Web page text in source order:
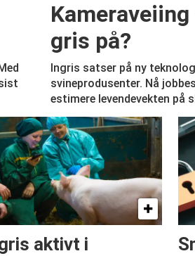
gris på?
Ingris satser på ny
svineprodusenter. Nå
estimere levendevekten på
aktivt i